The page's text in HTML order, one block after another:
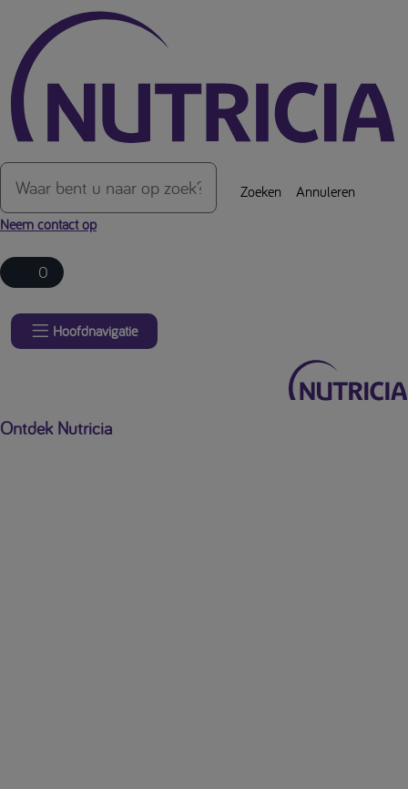
Over de inhoud van de pagina
Zoeken
Annuleren
Neem contact op
0
Hoofdnavigatie
Ontdek Nutricia